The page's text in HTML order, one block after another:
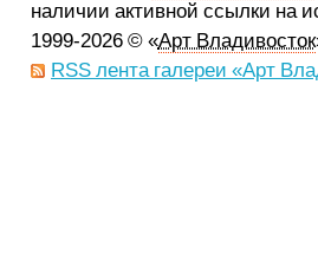
наличии активной ссылки на
1999-2026 © «Арт Владивосток
RSS лента галереи «Арт